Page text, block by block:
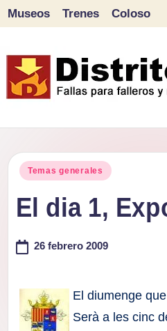
contenido
Museos Trenes Coloso
Publicado
Temas generales
El dia 1,
26 febrero 2009
El diumenge
Serà a les cinc